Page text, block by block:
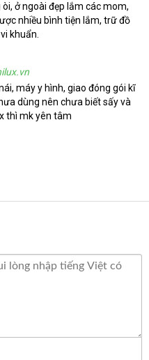
ở ngoài đẹp lắm các mom,
nhiều bình tiện lắm, trữ đồ
khuẩn.
máy y hình, giao đóng gói kĩ
dùng nên chưa biết sấy và
thì mk yên tâm